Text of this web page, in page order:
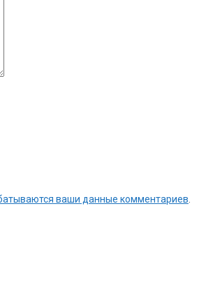
ваши данные комментариев